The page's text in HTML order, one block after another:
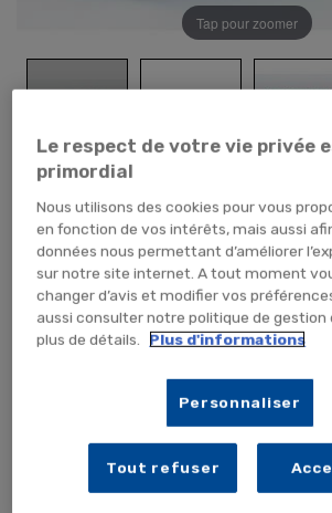
Tap pour zoomer
CARTON (x12 unités)
AJOUTER AU
Le respect de votre vie privée
primordial
Nous utilisons des cookies pour vous
en fonction de vos intérêts, mais aussi
données nous permettant d’améliorer
sur notre site internet. A tout moment
changer d’avis et modifier vos
aussi consulter notre politique de gestion
plus de détails.
Plus d'informations
Personnaliser
Tout refuser